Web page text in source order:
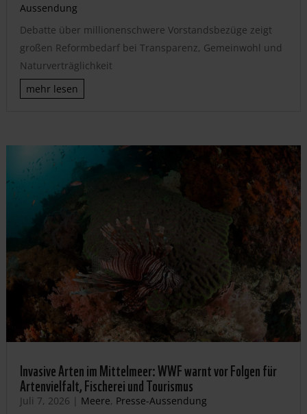
Aussendung
Debatte über millionenschwere Vorstandsbezüge zeigt
großen Reformbedarf bei Transparenz, Gemeinwohl und
Naturverträglichkeit
mehr lesen
Invasive Arten im Mittelmeer: WWF warnt vor Folgen für
Artenvielfalt, Fischerei und Tourismus
Juli 7, 2026 | Meere, Presse-Aussendung